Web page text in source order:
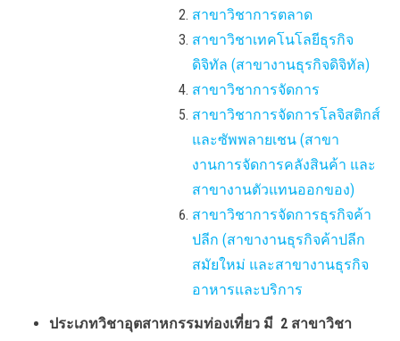
สาขาวิชาการตลาด
สาขาวิชาเทคโนโลยีธุรกิจ
ดิจิทัล (สาขางานธุรกิจดิจิทัล)
สาขาวิชาการจัดการ
สาขาวิชาการจัดการโลจิสติกส์
และซัพพลายเชน (สาขา
งานการจัดการคลังสินค้า และ
สาขางานตัวแทนออกของ)
สาขาวิชาการจัดการธุรกิจค้า
ปลีก (สาขางานธุรกิจค้าปลีก
สมัยใหม่ และสาขางานธุรกิจ
อาหารและบริการ
ประเภทวิชาอุตสาหกรรมท่องเที่ยว มี 2 สาขาวิชา